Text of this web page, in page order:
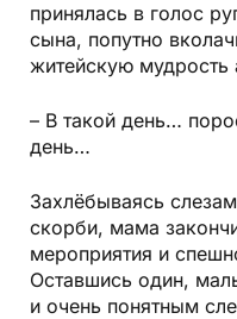
принялась в голос
сына, попутно
житейскую мудрость
– В такой день…
день…
Захлёбываясь
скорби, мама
мероприятия и
Оставшись один,
и очень понятным